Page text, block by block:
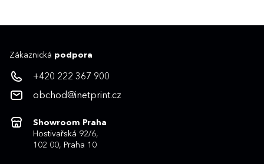
Zákaznická podpora
+420 222 367 900
obchod@inetprint.cz
Showroom Praha
Hostivařská 92/6,
102 00, Praha 10